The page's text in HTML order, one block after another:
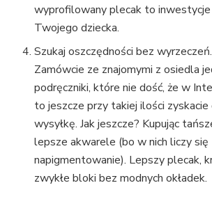
wyprofilowany plecak to
Twojego dziecka.
Szukaj oszczędności bez
Zamówcie ze znajomymi z osiedla
podręczniki, które nie dość, że w
to jeszcze przy takiej ilości
wysyłkę. Jak jeszcze? Kupując
lepsze akwarele (bo w nich liczy się
napigmentowanie). Lepszy plecak,
zwykłe bloki bez modnych okładek.